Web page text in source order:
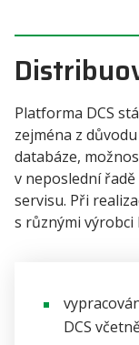
DCS
Platforma DCS
zejména z
databáze,
v neposlední
servisu. Při
s různými výrobci